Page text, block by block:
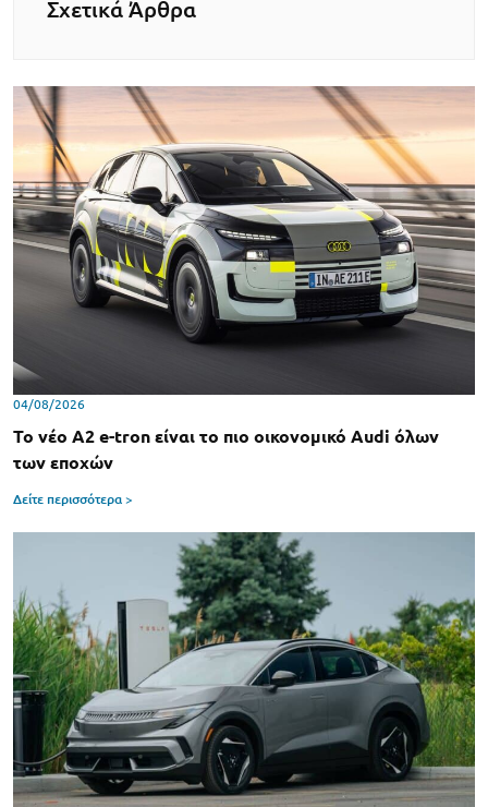
Σχετικά Άρθρα
04/08/2026
Το νέο A2 e-tron είναι το πιο οικονομικό Audi όλων
των εποχών
Δείτε περισσότερα >